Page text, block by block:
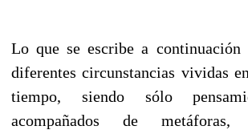
Lo que se escribe a
diferentes circunstancias vividas
tiempo, siendo sólo
acompañados de